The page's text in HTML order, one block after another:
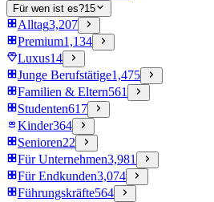
Für wen ist es?15
Alltag3,207
Premium1,134
Luxus14
Junge Berufstätige1,475
Familien & Eltern561
Studenten617
Kinder364
Senioren22
Für Unternehmen3,981
Für Endkunden3,074
Führungskräfte564